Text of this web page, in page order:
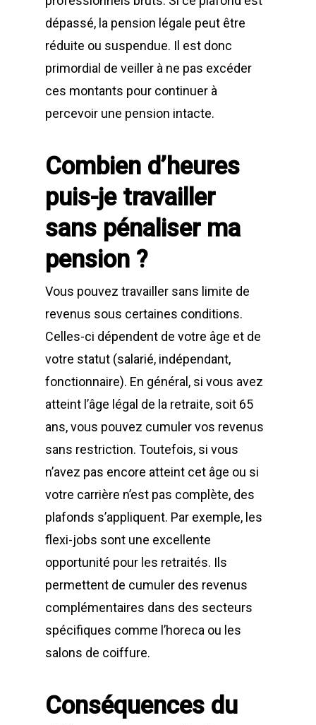
dépassé, la pension légale peut être
réduite ou suspendue. Il est donc
primordial de veiller à ne pas excéder
ces montants pour continuer à
percevoir une pension intacte.
Combien d’heures
puis-je travailler
sans pénaliser ma
pension ?
Vous pouvez travailler sans limite de
revenus sous certaines conditions.
Celles-ci dépendent de votre âge et de
votre statut (salarié, indépendant,
fonctionnaire). En général, si vous avez
atteint l’âge légal de la retraite, soit 65
ans, vous pouvez cumuler vos revenus
sans restriction. Toutefois, si vous
n’avez pas encore atteint cet âge ou si
votre carrière n’est pas complète, des
plafonds s’appliquent. Par exemple, les
flexi-jobs sont une excellente
opportunité pour les retraités. Ils
permettent de cumuler des revenus
complémentaires dans des secteurs
spécifiques comme l’horeca ou les
salons de coiffure.
Conséquences du